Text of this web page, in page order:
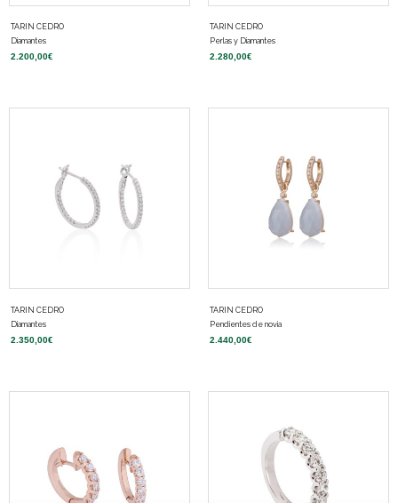
TARIN CEDRO
Diamantes
2.200,00€
TARIN CEDRO
Perlas y Diamantes
2.280,00€
TARIN CEDRO
Diamantes
2.350,00€
TARIN CEDRO
Pendientes de novia
2.440,00€